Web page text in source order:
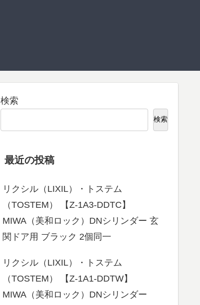
検索
検索
最近の投稿
リクシル（LIXIL）・トステム
（TOSTEM） 【Z-1A3-DDTC】
MIWA（美和ロック）DNシリンダー 玄
関ドア用 ブラック 2個同一
リクシル（LIXIL）・トステム
（TOSTEM） 【Z-1A1-DDTW】
MIWA（美和ロック）DNシリンダー